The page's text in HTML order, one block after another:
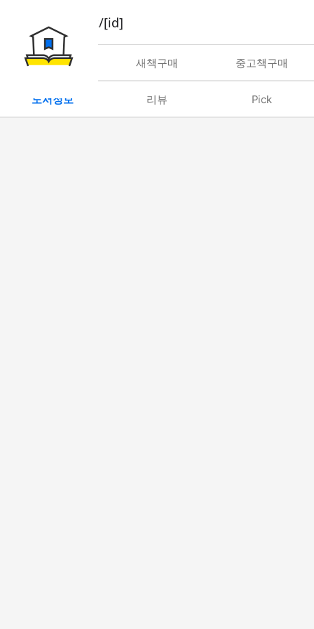
book/rent/[id]
대여 새책구매 중고책구매
도서정보 리뷰 Pick